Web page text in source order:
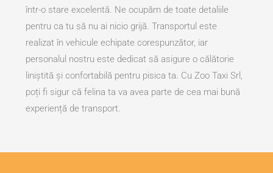
într-o stare excelentă. Ne ocupăm de toate detaliile
pentru ca tu să nu ai nicio grijă. Transportul este
realizat în vehicule echipate corespunzător, iar
personalul nostru este dedicat să asigure o călătorie
liniștită și confortabilă pentru pisica ta. Cu Zoo Taxi Srl,
poți fi sigur că felina ta va avea parte de cea mai bună
experiență de transport.